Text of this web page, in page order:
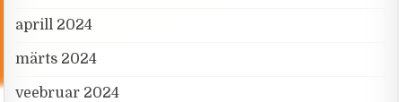
aprill 2024
märts 2024
veebruar 2024